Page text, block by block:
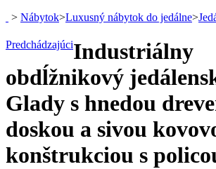
> Nábytok>Luxusný nábytok do jedálne>
PredchádzajúciIndustriálny
obdĺžnikový
Glady s hnedou
doskou a sivou
konštrukciou s